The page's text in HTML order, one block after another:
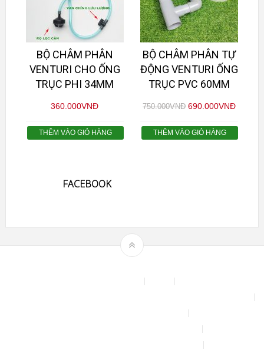
BỘ CHÂM PHÂN
VENTURI CHO ỐNG
TRỤC PHI 34MM
360.000VNĐ
THÊM VÀO GIỎ HÀNG
BỘ CHÂM PHÂN TỰ
ĐỘNG VENTURI ỐNG
TRỤC PVC 60MM
750.000VNĐ 690.000VNĐ
THÊM VÀO GIỎ HÀNG
FACEBOOK